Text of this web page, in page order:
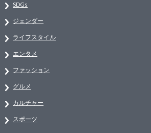
SDGs
ジェンダー
ライフスタイル
エンタメ
ファッション
グルメ
カルチャー
スポーツ